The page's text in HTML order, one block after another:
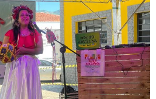
Rurais E Economia Solidária